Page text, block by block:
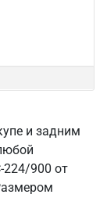
и задним
224/900 от